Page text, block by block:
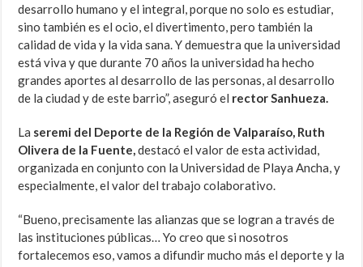
desarrollo humano y el integral, porque no solo es estudiar,
sino también es el ocio, el divertimento, pero también la
calidad de vida y la vida sana. Y demuestra que la universidad
está viva y que durante 70 años la universidad ha hecho
grandes aportes al desarrollo de las personas, al desarrollo
de la ciudad y de este barrio”, aseguró el rector Sanhueza.
La seremi del Deporte de la Región de Valparaíso, Ruth
Olivera de la Fuente,destacó el valor de esta actividad,
organizada en conjunto con la Universidad de Playa Ancha, y
especialmente, el valor del trabajo colaborativo.
“Bueno, precisamente las alianzas que se logran a través de
las instituciones públicas… Yo creo que si nosotros
fortalecemos eso, vamos a difundir mucho más el deporte y la